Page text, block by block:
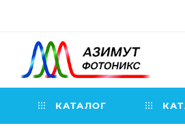
КАТАЛОГ